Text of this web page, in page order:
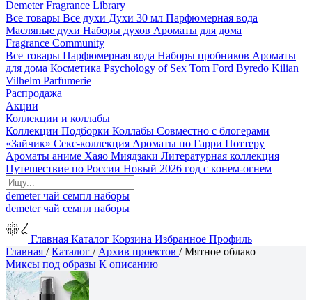
Demeter Fragrance Library
Все товары Все духи Духи 30 мл Парфюмерная вода
Масляные духи Наборы духов Ароматы для дома
Fragrance Community
Все товары Парфюмерная вода Наборы пробников Ароматы
для дома Косметика Psychology of Sex Tom Ford Byredo Kilian
Vilhelm Parfumerie
Распродажа
Акции
Коллекции и коллабы
Коллекции Подборки Коллабы Совместно с блогерами
«Зайчик» Секс-коллекция Ароматы по Гарри Поттеру
Ароматы аниме Хаяо Миядзаки Литературная коллекция
Путешествие по России Новый 2026 год с конем-огнем
demeterчай семпл наборы
demeterчай семпл наборы
Главная Каталог Корзина Избранное Профиль
Главная /Каталог / Архив проектов /Мятное облако
Миксы под образы К описанию